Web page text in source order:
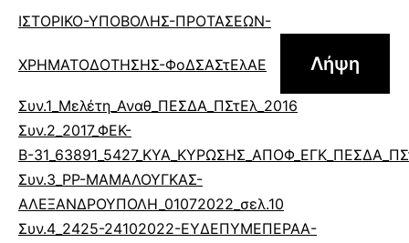
ΙΣΤΟΡΙΚΟ-ΥΠΟΒΟΛΗΣ-ΠΡΟΤΑΣΕΩΝ-
ΧΡΗΜΑΤΟΔΟΤΗΣΗΣ-ΦοΔΣΑΣτΕλΑΕ Λήψη
Συν.1_Μελέτη_Αναθ_ΠΕΣΔΑ_ΠΣτΕλ_2016
Συν.2_2017_ΦΕΚ-
Β-
Συν.3_PP-ΜΑΜΑΛΟΥΓΚΑΣ-
ΑΛΕΞΑΝΔΡΟΥΠΟΛΗ_01072022_σελ.10
Συν.4_2425-24102022-ΕΥΔΕΠΥΜΕΠΕΡΑΑ-